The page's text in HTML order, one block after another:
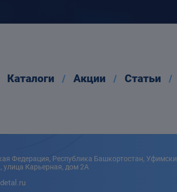
Каталоги Акции Статьи
Федерация, Республика Башкортостан,
улица Карьерная, дом 2А